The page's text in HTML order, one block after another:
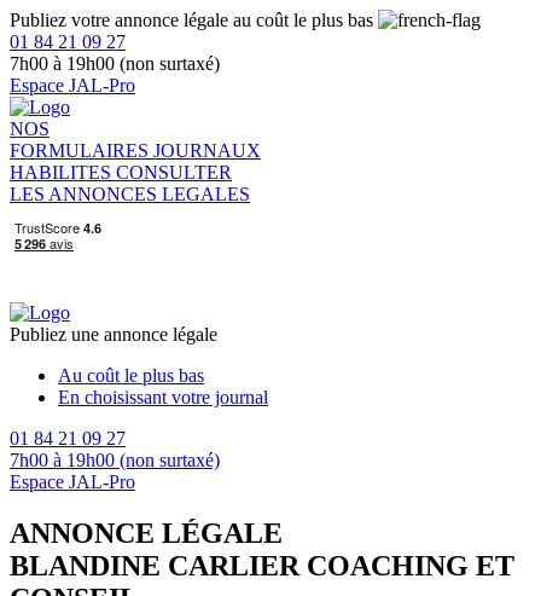
Publiez votre annonce légale au coût le plus bas
01 84 21 09 27
7h00 à 19h00 (non surtaxé)
Espace JAL-Pro
NOS
FORMULAIRES JOURNAUX
HABILITES CONSULTER
LES ANNONCES LEGALES
Publiez une annonce légale
Au coût le plus bas
En choisissant votre journal
01 84 21 09 27
7h00 à 19h00 (non surtaxé)
Espace JAL-Pro
ANNONCE LÉGALE
BLANDINE CARLIER COACHING ET